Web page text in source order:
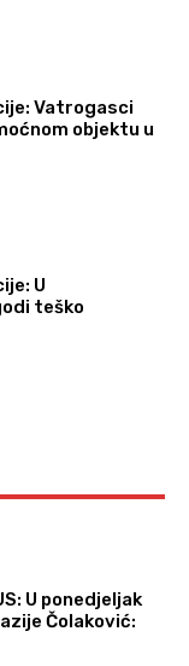
Vatrogasci
objektu u
U
teško
U ponedjeljak
Čolaković: